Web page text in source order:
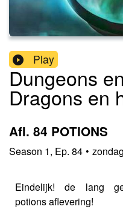
Play
Dungeons
Dragons en
Afl. 84 POTIONS
Season 1, Ep. 84 •
Eindelijk! de lang
potions aflevering!